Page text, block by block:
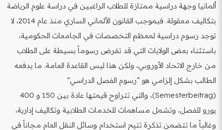
ألمانيا وجهة دراسية ممتازة للطلاب الراغبين في دراسة علوم الرياضة
بتكاليف معقولة. فبموجب القانون الألماني الساري منذ عام 2014، لا
توجد رسوم دراسية لمعظم التخصصات في الجامعات الحكومية،
باستثناء بعض الولايات التي قد تفرض رسوماً بسيطة على الطلاب
من خارج الاتحاد الأوروبي، ولكن هذا ليس القاعدة العامة. ما يدفعه
الطالب بشكل إلزامي هو “رسوم الفصل الدراسي”
(Semesterbeitrag)، والتي تتراوح قيمتها عادة بين 150 و 400
يورو للفصل، وتشمل مساهمات للخدمات الطلابية وتكاليف إدارية،
وغالباً ما تتضمن تذكرة تتيح استخدام وسائل النقل العام مجاناً في